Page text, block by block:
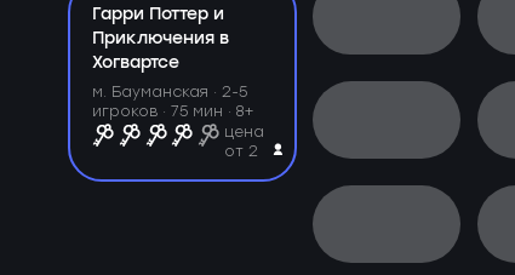
Гарри Поттер и
Приключения в
Хогвартсе
м. Бауманская ·2-5
игроков · 75 мин · 8+
цена
от 2